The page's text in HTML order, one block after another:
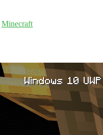
Minecraft